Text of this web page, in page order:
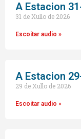
A Estacion
31 de Xullo de 2026
Escoitar audio »
A Estacion
29 de Xullo de 2026
Escoitar audio »